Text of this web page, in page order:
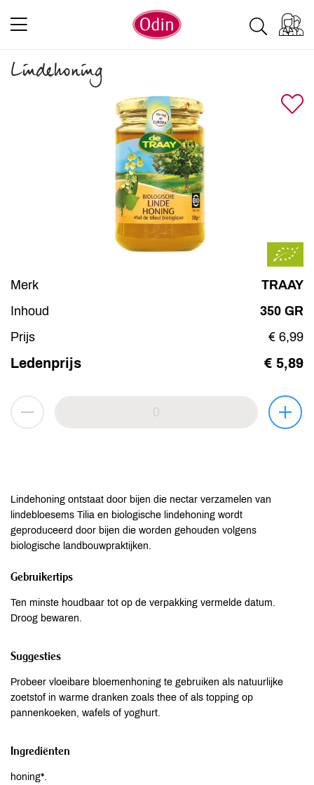
Lindehoning
Merk
TRAAY
Inhoud
350 GR
Prijs
€ 6,99
Ledenprijs € 5,89
Lindehoning ontstaat door bijen die nectar verzamelen van
lindebloesems Tilia en biologische lindehoning wordt
geproduceerd door bijen die worden gehouden volgens
biologische landbouwpraktijken.
Gebruikertips
Ten minste houdbaar tot op de verpakking vermelde datum.
Droog bewaren.
Suggesties
Probeer vloeibare bloemenhoning te gebruiken als natuurlijke
zoetstof in warme dranken zoals thee of als topping op
pannenkoeken, wafels of yoghurt.
Ingrediënten
honing*.